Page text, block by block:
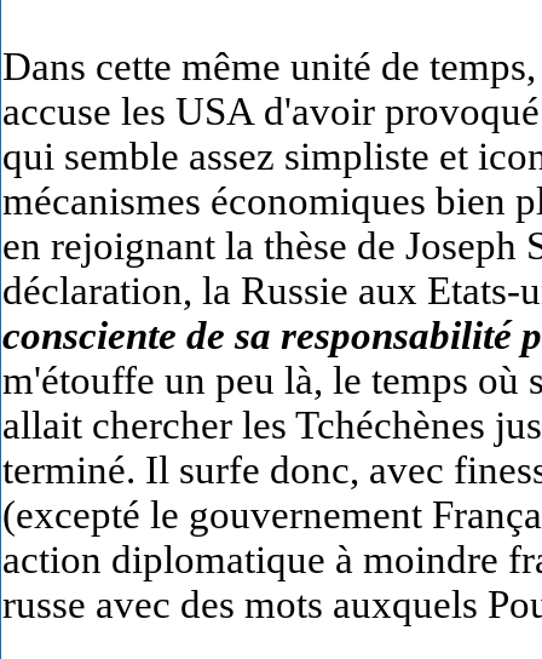
Dans cette même unité de
accuse les USA d'avoir
qui semble assez simpliste et
mécanismes économiques bien
en rejoignant la thèse de Joseph
déclaration, la Russie aux Etats-
consciente de sa responsabilité
m'étouffe un peu là, le temps
allait chercher les Tchéchènes
terminé. Il surfe donc, avec
(excepté le gouvernement
action diplomatique à moindre
russe avec des mots auxquels